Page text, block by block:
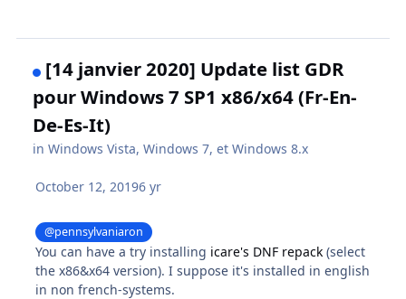
[14 janvier 2020] Update list GDR
pour Windows 7 SP1 x86/x64 (Fr-En-
De-Es-It)
inWindows Vista, Windows 7, et Windows 8.x
October 12, 20196 yr
@pennsylvaniaron
You can have a try installing icare's DNF repack (select
the x86&x64 version). I suppose it's installed in english
in non french-systems.